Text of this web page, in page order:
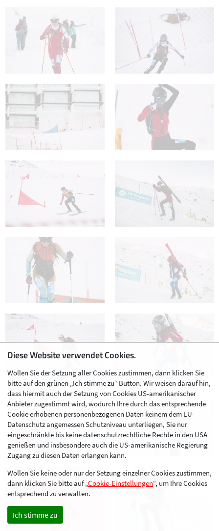
Diese Website verwendet Cookies.
Wollen Sie der Setzung aller Cookies zustimmen, dann klicken Sie
bitte auf den grünen „Ich stimme zu“ Button. Wir weisen darauf hin,
dass hiermit auch der Setzung von Cookies US-amerikanischer
Anbieter zugestimmt wird, wodurch Ihre durch das entsprechende
Cookie erhobenen personenbezogenen Daten keinem dem EU-
Datenschutz angemessen Schutzniveau unterliegen, Sie nur
eingeschränkte bis keine datenschutzrechtliche Rechte in den USA
genießen und insbesondere auch die US-amerikanische Regierung
Zugang zu diesen Daten erlangen kann.
Wollen Sie keine oder nur der Setzung einzelner Cookies zustimmen,
dann klicken Sie bitte auf „Cookie-Einstellungen“, um Ihre Cookies
entsprechend zu verwalten.
Ich stimme zu